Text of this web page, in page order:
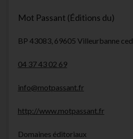
Mot Passant (Éditions du)
BP 43083, 69605 Villeurbanne
04 37 43 02 69
info@motpassant.fr
http://www.motpassant.fr
Domaines éditoriaux